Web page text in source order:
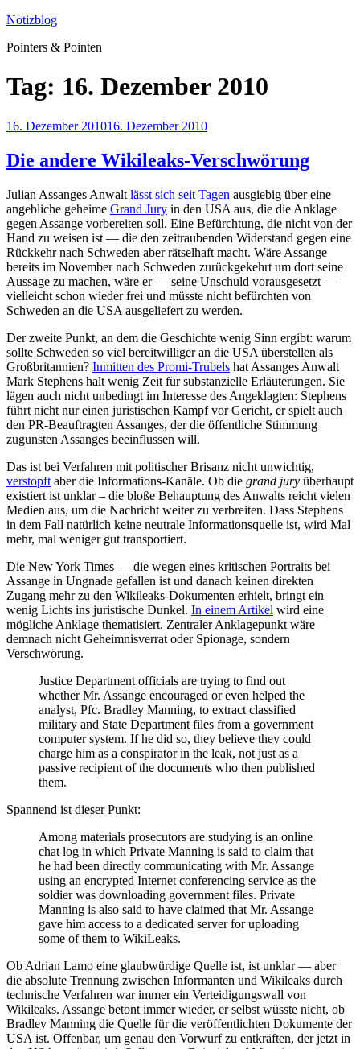
Zum
springen
Notizblog
Pointers & Pointen
Tag: 16. Dezember 2010
Veröffentlicht
16. Dezember 201016. Dezember 2010
Die andere Wikileaks-Verschwörung
Julian Assanges Anwalt lässt sich seit Tagen ausgiebig über eine
angebliche geheime Grand Jury in den USA aus, die die Anklage
gegen Assange vorbereiten soll. Eine Befürchtung, die nicht von der
Hand zu weisen ist — die den zeitraubenden Widerstand gegen eine
Rückkehr nach Schweden aber rätselhaft macht. Wäre Assange
bereits im November nach Schweden zurückgekehrt um dort seine
Aussage zu machen, wäre er — seine Unschuld vorausgesetzt —
vielleicht schon wieder frei und müsste nicht befürchten von
Schweden an die USA ausgeliefert zu werden.
Der zweite Punkt, an dem die Geschichte wenig Sinn ergibt: warum
sollte Schweden so viel bereitwilliger an die USA überstellen als
Großbritannien? Inmitten des Promi-Trubels hat Assanges Anwalt
Mark Stephens halt wenig Zeit für substanzielle Erläuterungen. Sie
lägen auch nicht unbedingt im Interesse des Angeklagten: Stephens
führt nicht nur einen juristischen Kampf vor Gericht, er spielt auch
den PR-Beauftragten Assanges, der die öffentliche Stimmung
zugunsten Assanges beeinflussen will.
Das ist bei Verfahren mit politischer Brisanz nicht unwichtig,
verstopft aber die Informations-Kanäle. Ob die grand jury überhaupt
existiert ist unklar – die bloße Behauptung des Anwalts reicht vielen
Medien aus, um die Nachricht weiter zu verbreiten. Dass Stephens
in dem Fall natürlich keine neutrale Informationsquelle ist, wird Mal
mehr, mal weniger gut transportiert.
Die New York Times — die wegen eines kritischen Portraits bei
Assange in Ungnade gefallen ist und danach keinen direkten
Zugang mehr zu den Wikileaks-Dokumenten erhielt, bringt ein
wenig Lichts ins juristische Dunkel. In einem Artikel wird eine
mögliche Anklage thematisiert. Zentraler Anklagepunkt wäre
demnach nicht Geheimnisverrat oder Spionage, sondern
Verschwörung.
Justice Department officials are trying to find out
whether Mr. Assange encouraged or even helped the
analyst, Pfc. Bradley Manning, to extract classified
military and State Department files from a government
computer system. If he did so, they believe they could
charge him as a conspirator in the leak, not just as a
passive recipient of the documents who then published
them.
Spannend ist dieser Punkt:
Among materials prosecutors are studying is an online
chat log in which Private Manning is said to claim that
he had been directly communicating with Mr. Assange
using an encrypted Internet conferencing service as the
soldier was downloading government files. Private
Manning is also said to have claimed that Mr. Assange
gave him access to a dedicated server for uploading
some of them to WikiLeaks.
Ob Adrian Lamo eine glaubwürdige Quelle ist, ist unklar — aber
die absolute Trennung zwischen Informanten und Wikileaks durch
technische Verfahren war immer ein Verteidigungswall von
Wikileaks. Assange betont immer wieder, er selbst wüsste nicht, ob
Bradley Manning die Quelle für die veröffentlichten Dokumente der
USA ist. Offenbar, um genau den Vorwurf zu entkräften, der jetzt in